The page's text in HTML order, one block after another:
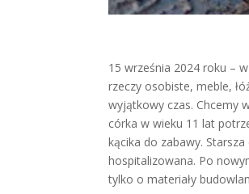
15 września 2024 roku –
rzeczy osobiste, meble,
wyjątkowy czas. Chcemy
córka w wieku 11 lat
kącika do zabawy.
hospitalizowana. Po
tylko o materiały